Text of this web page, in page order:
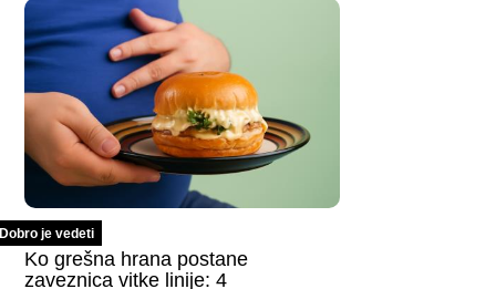
Dobro je vedeti
Ko grešna hrana postane
zaveznica vitke linije: 4